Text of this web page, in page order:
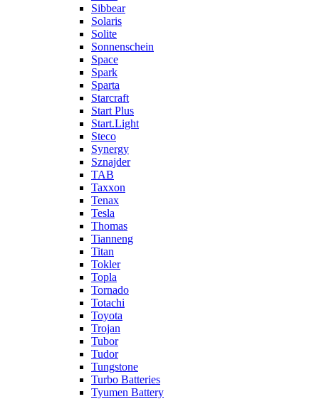
Sibbear
Solaris
Solite
Sonnenschein
Space
Spark
Sparta
Starcraft
Start Plus
Start.Light
Steco
Synergy
Sznajder
TAB
Taxxon
Tenax
Tesla
Thomas
Tianneng
Titan
Tokler
Topla
Tornado
Totachi
Toyota
Trojan
Tubor
Tudor
Tungstone
Turbo Batteries
Tyumen Battery